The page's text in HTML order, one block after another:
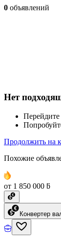
0 объявлений
Нет
Перейдите
Продолжить на
Похожие
от 1 850 000 ƃ
Конвертер